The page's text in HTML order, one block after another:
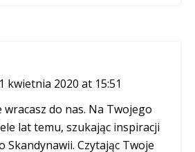
kwietnia 2020 at 15:51
wracasz do nas. Na Twojego
lat temu, szukając inspiracji
Skandynawii. Czytając Twoje